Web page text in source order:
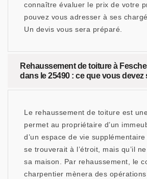
connaître évaluer le prix de votre
pouvez vous adresser à ses
Un devis vous sera préparé.
Rehaussement de toiture à
dans le 25490 : ce que vous devez
Le rehaussement de toiture est
permet au propriétaire d’un
d’un espace de vie
se trouverait à l’étroit, mais qu’il
sa maison. Par rehaussement, le
charpentier mènera des